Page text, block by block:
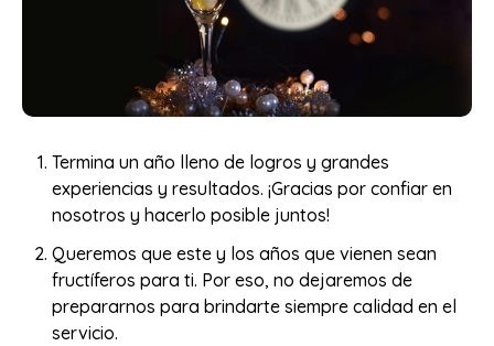
Termina un año lleno de logros y grandes
experiencias y resultados. ¡Gracias por confiar en
nosotros y hacerlo posible juntos!
Queremos que este y los años que vienen sean
fructíferos para ti. Por eso, no dejaremos de
prepararnos para brindarte siempre calidad en el
servicio.